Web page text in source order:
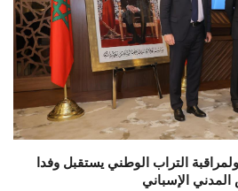
التراب الوطني يستقبل وفدا
الإسباني